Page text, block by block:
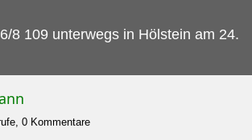
8 109 unterwegs in Hölstein am 24.
0 Kommentare